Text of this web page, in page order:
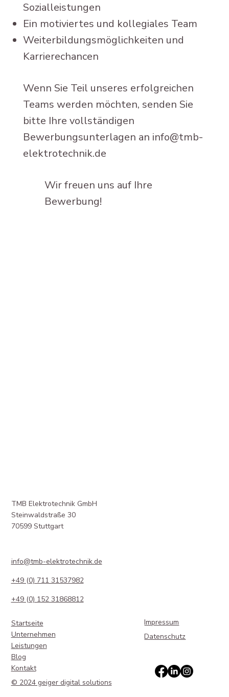
Sozialleistungen
Ein motiviertes und kollegiales Team
Weiterbildungsmöglichkeiten und
Karrierechancen
Wenn Sie Teil unseres erfolgreichen
Teams werden möchten, senden Sie
bitte Ihre vollständigen
Bewerbungsunterlagen an info@tmb-
elektrotechnik.de
Wir freuen uns auf Ihre
Bewerbung!
TMB Elektrotechnik GmbH
Steinwaldstraße 30
70599 Stuttgart
info@tmb-elektrotechnik.de
+49 (0) 711 31537982
+49 (0) 152 31868812
Startseite
Unternehmen
Leistungen
Blog
Kontakt
Impressum
Datenschutz
© 2024 geiger digital solutions